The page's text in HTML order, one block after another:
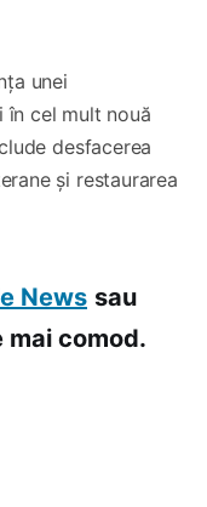
unei
în cel mult nouă
desfacerea
și restaurarea
News sau
comod.